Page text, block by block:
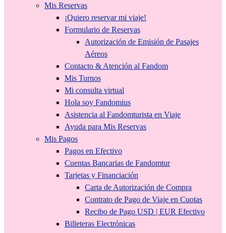
Mis Reservas
¡Quiero reservar mi viaje!
Formulario de Reservas
Autorización de Emisión de Pasajes
Aéreos
Contacto & Atención al Fandom
Mis Turnos
Mi consulta virtual
Hola soy Fandomius
Asistencia al Fandomturista en Viaje
Ayuda para Mis Reservas
Mis Pagos
Pagos en Efectivo
Cuentas Bancarias de Fandomtur
Tarjetas y Financiación
Carta de Autorización de Compra
Contrato de Pago de Viaje en Cuotas
Recibo de Pago USD | EUR Efectivo
Billeteras Electrónicas